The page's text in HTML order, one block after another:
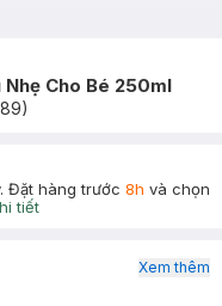
Cho Bé 250ml
)
Đặt hàng trước 8h và chọn
tiết
Xem thêm